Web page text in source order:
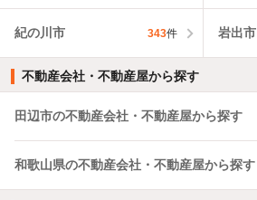
紀の川市 343件 岩出市
不動産会社・不動産屋から探す
田辺市の不動産会社・不動産屋から探す
和歌山県の不動産会社・不動産屋から探す